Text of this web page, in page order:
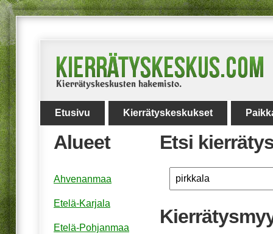
Etusivu Kierrätyskeskukset
Etsi
Alueet
Ahvenanmaa
Etelä-Karjala
Etelä-Pohjanmaa